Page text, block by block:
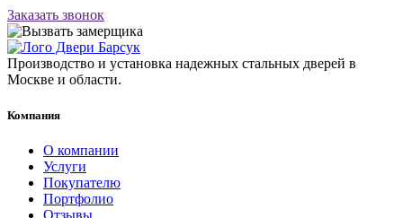
Заказать звонок
Производство и установка надежных стальных дверей в
Москве и области.
Компания
О компании
Услуги
Покупателю
Портфолио
Отзывы